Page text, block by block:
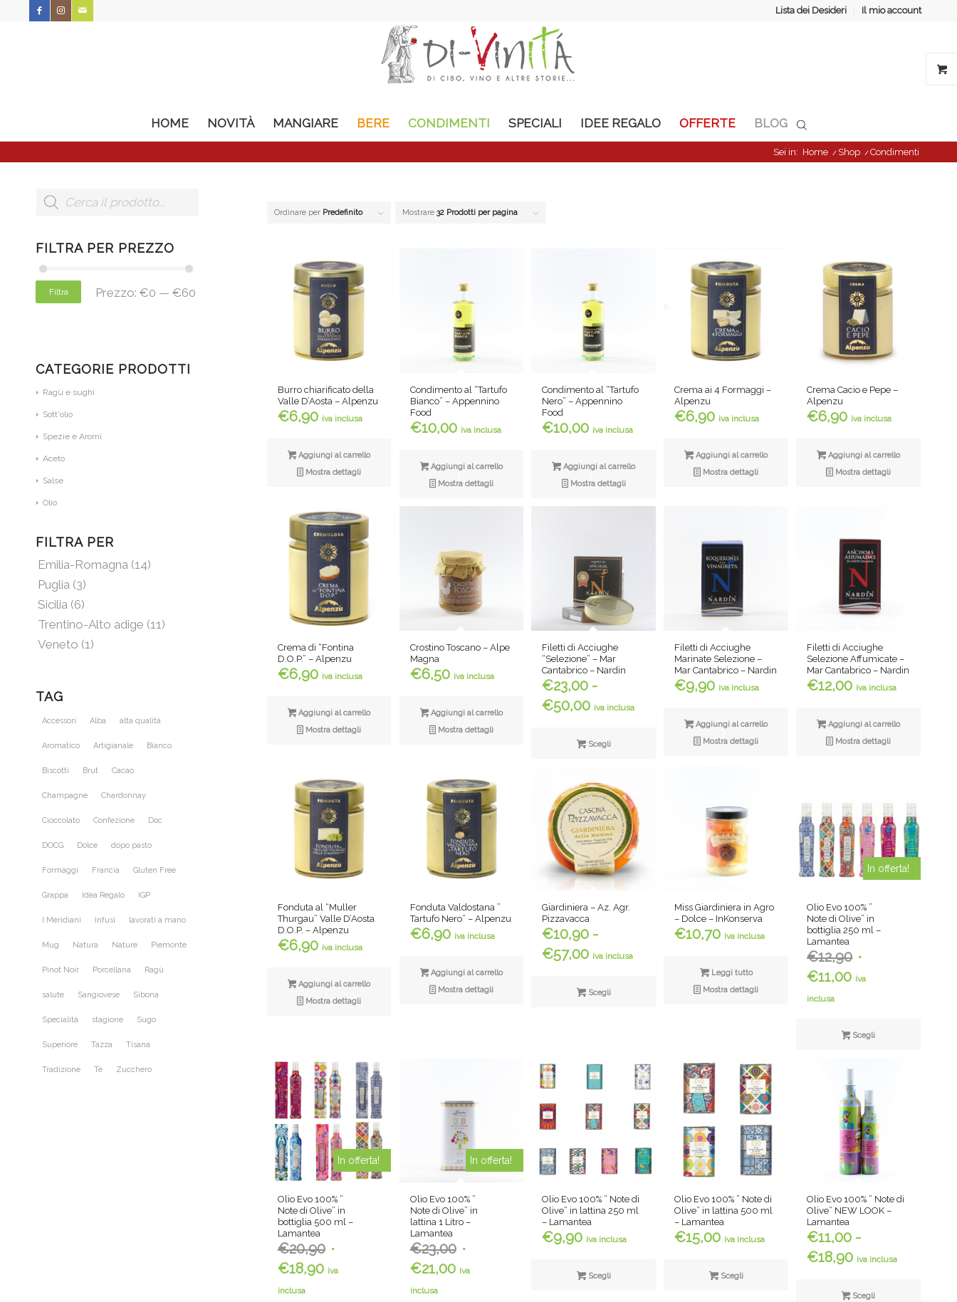
Lista dei Desideri Il mio account
HOME NOVITÀ MANGIARE BERE CONDIMENTI SPECIALI IDEE REGALO OFFERTE BLOG
Sei in: Home / Shop / Condimenti
Ordinare per Predefinito Mostrare 32 Prodotti per pagina
Burro chiarificato della
Valle D’Aosta – Alpenzu
€6,90 iva inclusa
Aggiungi al carrello
Mostra dettagli
Condimento al “Tartufo
Bianco” – Appennino
Food
€10,00 iva inclusa
Aggiungi al carrello
Mostra dettagli
Condimento al “Tartufo
Nero” – Appennino
Food
€10,00 iva inclusa
Aggiungi al carrello
Mostra dettagli
Crema ai 4 Formaggi –
Alpenzu
€6,90 iva inclusa
Aggiungi al carrello
Mostra dettagli
Crema Cacio e Pepe –
Alpenzu
€6,90 iva inclusa
Aggiungi al carrello
Mostra dettagli
Crema di “Fontina
D.O.P.” – Alpenzu
€6,90 iva inclusa
Aggiungi al carrello
Mostra dettagli
Crostino Toscano – Alpe
Magna
€6,50 iva inclusa
Aggiungi al carrello
Mostra dettagli
Filetti di Acciughe
“Selezione” – Mar
Cantabrico – Nardin
€23,00 -
€50,00Fascia
prezzo:
a
€50,00
iva inclusa
Scegli
Filetti di Acciughe
Marinate Selezione –
Mar Cantabrico – Nardin
€9,90 iva inclusa
Aggiungi al carrello
Mostra dettagli
Filetti di Acciughe
Selezione Affumicate –
Mar Cantabrico – Nardin
€12,00 iva inclusa
Aggiungi al carrello
Mostra dettagli
Fonduta al “Muller
Thurgau” Valle D’Aosta
D.O.P. – Alpenzu
€6,90 iva inclusa
Aggiungi al carrello
Mostra dettagli
Fonduta Valdostana ”
Tartufo Nero” – Alpenzu
€6,90 iva inclusa
Aggiungi al carrello
Mostra dettagli
Giardiniera – Az. Agr.
Pizzavacca
€10,90 -
€57,00Fascia
prezzo:
iva inclusa
Scegli
Miss Giardiniera in Agro
– Dolce – InKonserva
€10,70 iva inclusa
Leggi tutto
Mostra dettagli
Olio Evo 100% ”
Note di Olive” in
bottiglia 250 ml –
Lamantea
€12,90 Il
prezzo
€11,00Il
€11,00.
iva
inclusa
In offerta!
Scegli
Olio Evo 100% ”
Note di Olive” in
bottiglia 500 ml –
Lamantea
€20,90 Il
prezzo
€18,90Iliva
inclusa
In offerta!
Olio Evo 100% ”
Note di Olive” in
lattina 1 Litro –
Lamantea
€23,00 Il
prezzo
€21,00Iliva
inclusa
In offerta!
Olio Evo 100% ” Note di
Olive” in lattina 250 ml
– Lamantea
€9,90 iva inclusa
Scegli
Olio Evo 100% ” Note di
Olive” in lattina 500 ml
– Lamantea
€15,00 iva inclusa
Scegli
Olio Evo 100% ” Note di
Olive” NEW LOOK –
Lamantea
€11,00 -
€18,90Fascia
prezzo:
iva inclusa
Scegli
FILTRA PER PREZZO
Filtra Prezzo: €0 — €60
CATEGORIE PRODOTTI
Ragù e sughi
Sott'olio
Spezie e Aromi
Aceto
Salse
Olio
FILTRA PER
Emilia-Romagna (14)
Puglia (3)
Sicilia (6)
Trentino-Alto adige (11)
Veneto (1)
TAG
Accessori Alba alta qualità
Aromatico Artigianale Bianco
Biscotti Brut Cacao
Champagne Chardonnay
Cioccolato Confezione Doc
DOCG Dolce dopo pasto
Formaggi Francia Gluten Free
Grappa Idea Regalo IGP
I Meridiani Infusi lavorati a mano
Mug Natura Nature Piemonte
Pinot Noir Porcellana Ragù
salute Sangiovese Sibona
Specialità stagione Sugo
Superiore Tazza Tisana
Tradizione Tè Zucchero